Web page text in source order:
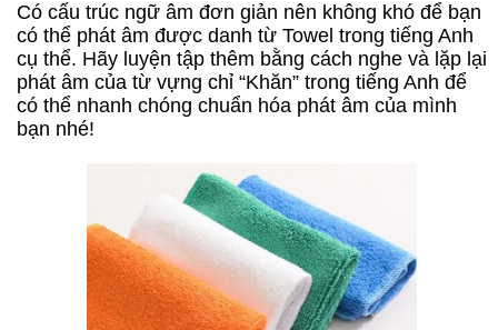
Có cấu trúc ngữ âm đơn giản nên không khó để bạn
có thể phát âm được danh từ Towel trong tiếng Anh
cụ thể. Hãy luyện tập thêm bằng cách nghe và lặp lại
phát âm của từ vựng chỉ “Khăn” trong tiếng Anh để
có thể nhanh chóng chuẩn hóa phát âm của mình
bạn nhé!